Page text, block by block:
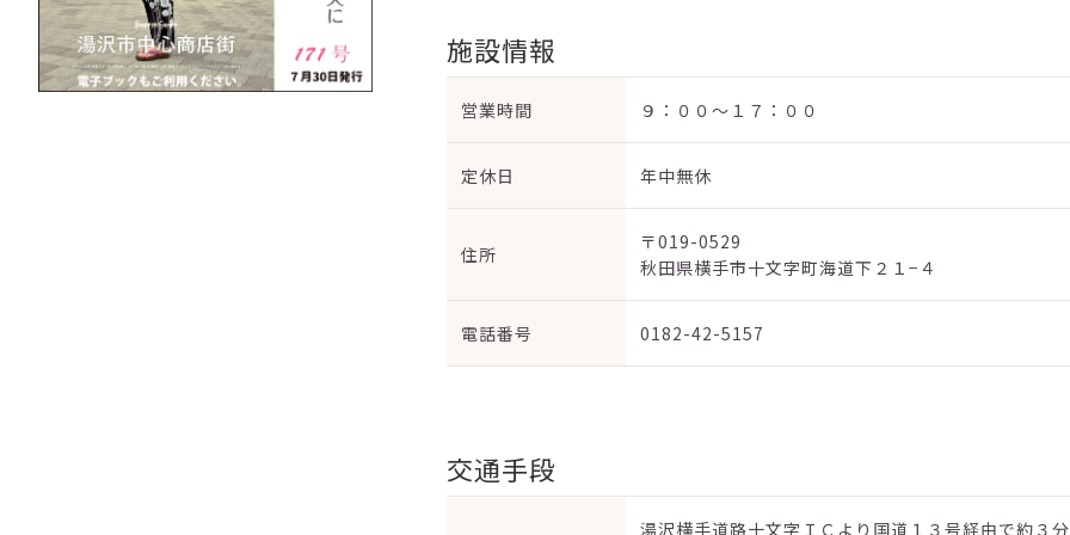
施設情報
営業時間 ９：００～１７：００
定休日 年中無休
住所
〒019-0529
秋田県横手市十文字町海道下２１−４
電話番号 0182-42-5157
交通手段
湯沢横手道路十文字ＩＣより国道１３号経由で約３